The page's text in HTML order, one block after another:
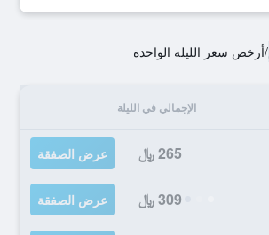
/أرخص سعر الليلة الواحدة
الإجمالي في الليلة
265 ﷼ عرض الصفقة
309 ﷼ عرض الصفقة